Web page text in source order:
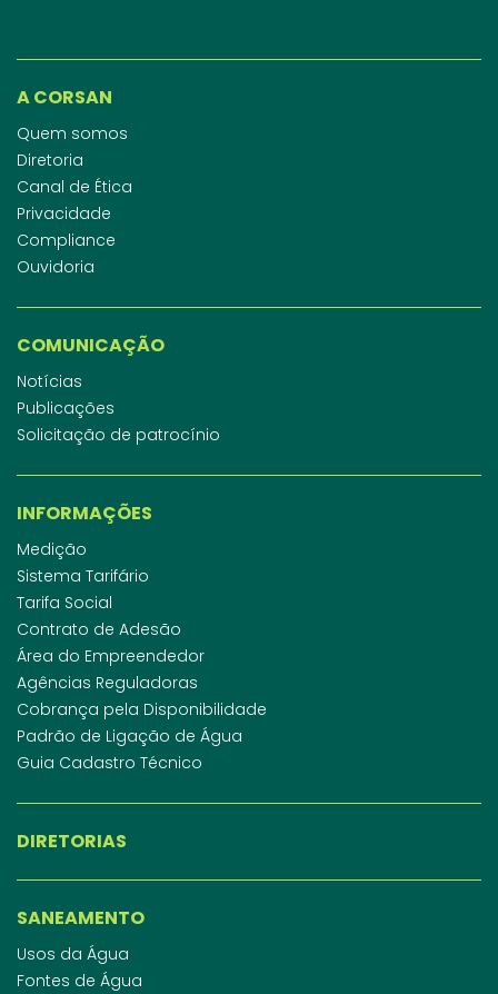
A CORSAN
Quem somos
Diretoria
Canal de Ética
Privacidade
Compliance
Ouvidoria
COMUNICAÇÃO
Notícias
Publicações
Solicitação de patrocínio
INFORMAÇÕES
Medição
Sistema Tarifário
Tarifa Social
Contrato de Adesão
Área do Empreendedor
Agências Reguladoras
Cobrança pela Disponibilidade
Padrão de Ligação de Água
Guia Cadastro Técnico
DIRETORIAS
SANEAMENTO
Usos da Água
Fontes de Água